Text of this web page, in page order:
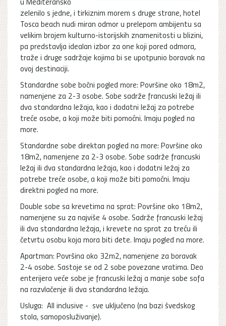
zelenilo s jedne, i tirkiznim morem s druge strane, hotel
Tosca beach nudi miran odmor u prelepom ambijentu sa
velikim brojem kulturno-istorijskih znamenitosti u blizini,
pa predstavlja idealan izbor za one koji pored odmora,
traže i druge sadržaje kojima bi se upotpunio boravak na
ovoj destinaciji.
Standardne sobe bočni pogled more: Površine oko 18m2,
namenjene za 2-3 osobe. Sobe sadrže francuski ležaj ili
dva standardna ležaja, kao i dodatni ležaj za potrebe
treće osobe, a koji može biti pomoćni. Imaju pogled na
more.
Standardne sobe direktan pogled na more: Površine oko
18m2, namenjene za 2-3 osobe. Sobe sadrže francuski
ležaj ili dva standardna ležaja, kao i dodatni ležaj za
potrebe treće osobe, a koji može biti pomoćni. Imaju
direktni pogled na more.
Double sobe sa krevetima na sprat: Površine oko 18m2,
namenjene su za najviše 4 osobe. Sadrže francuski ležaj
ili dva standardna ležaja, i krevete na sprat za treću ili
četvrtu osobu koja mora biti dete. Imaju pogled na more.
Apartman: Površina oko 32m2, namenjene za boravak
2-4 osobe. Sastoje se od 2 sobe povezane vratima. Deo
enterijera veće sobe je francuski ležaj a manje sobe sofa
na razvlačenje ili dva standardna ležaja.
Usluga: All inclusive - sve uključeno (na bazi švedskog
stola, samoposluživanje).